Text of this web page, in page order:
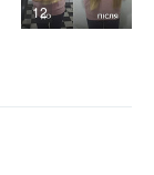
12